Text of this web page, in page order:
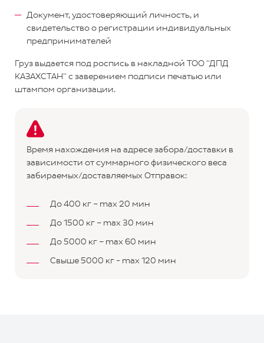
Документ, удостоверяющий личность, и
свидетельство о регистрации индивидуальных
предпринимателей
Груз выдается под роспись в накладной ТОО "ДПД
КАЗАХСТАН" с заверением подписи печатью или
штампом организации.
Время нахождения на адресе забора/доставки в
зависимости от суммарного физического веса
забираемых/доставляемых Отправок:
До 400 кг – max 20 мин
До 1500 кг – max 30 мин
До 5000 кг – max 60 мин
Свыше 5000 кг - max 120 мин